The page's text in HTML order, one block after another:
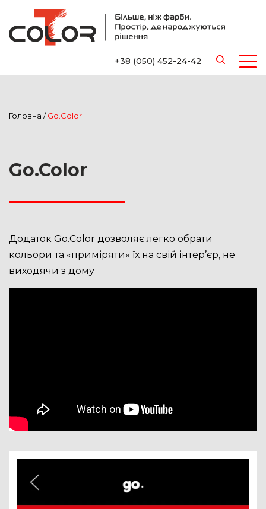
+38 (050) 452-24-42
Головна /Go.Color
Go.Color
Додаток Go.Color дозволяє легко обрати
кольори та «приміряти» їх на свій інтер’єр, не
виходячи з дому